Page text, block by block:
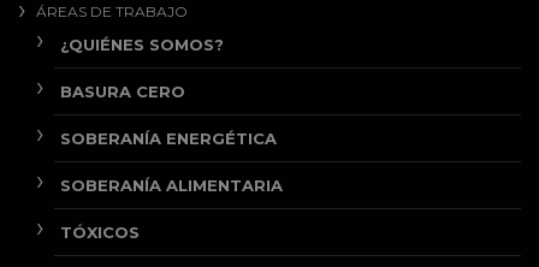
ÁREAS DE TRABAJO
¿QUIÉNES SOMOS?
BASURA CERO
SOBERANÍA ENERGÉTICA
SOBERANÍA ALIMENTARIA
TÓXICOS